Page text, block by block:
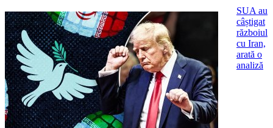
SUA au
câștigat
războiul
cu Iran,
arată o
analiză